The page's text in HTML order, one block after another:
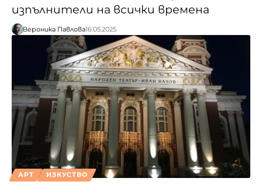
изпълнители на всички времена
Вероника Павлова16.05.2025
АРТ ИЗКУСТВО